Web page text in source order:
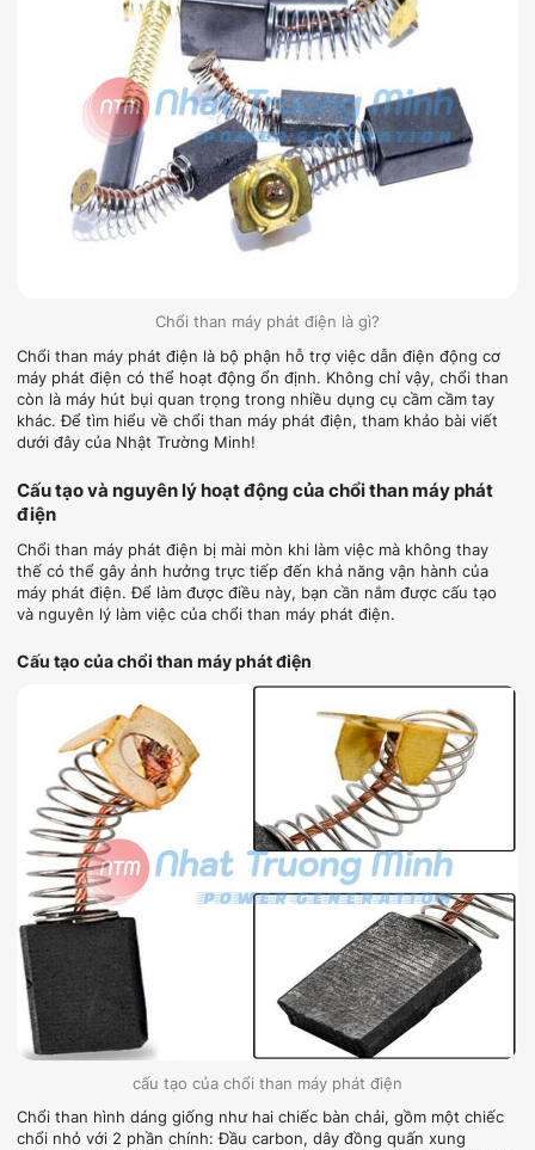
Chổi than máy phát điện là gì?
Chổi than máy phát điện là bộ phận hỗ trợ việc dẫn điện động cơ
máy phát điện có thể hoạt động ổn định. Không chỉ vậy, chổi than
còn là máy hút bụi quan trọng trong nhiều dụng cụ cầm cầm tay
khác. Để tìm hiểu về chổi than máy phát điện, tham khảo bài viết
dưới đây của Nhật Trường Minh!
Cấu tạo và nguyên lý hoạt động của chổi than máy phát
điện
Chổi than máy phát điện bị mài mòn khi làm việc mà không thay
thế có thể gây ảnh hưởng trực tiếp đến khả năng vận hành của
máy phát điện. Để làm được điều này, bạn cần nắm được cấu tạo
và nguyên lý làm việc của chổi than máy phát điện.
Cấu tạo của chổi than máy phát điện
cấu tạo của chổi than máy phát điện
Chổi than hình dáng giống như hai chiếc bàn chải, gồm một chiếc
chổi nhỏ với 2 phần chính: Đầu carbon, dây đồng quấn xung